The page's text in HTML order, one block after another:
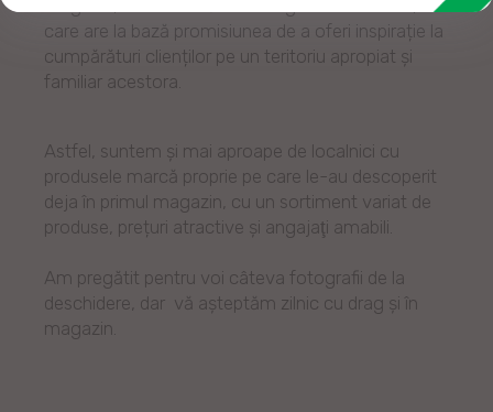
care are la bază promisiunea de a oferi inspirație la
cumpărături clienților pe un teritoriu apropiat și
familiar acestora.
Astfel, suntem şi mai aproape de localnici cu
produsele marcă proprie pe care le-au descoperit
deja în primul magazin, cu un sortiment variat de
produse, prețuri atractive şi angajaţi amabili.
Am pregătit pentru voi câteva fotografii de la
deschidere, dar vă aşteptăm zilnic cu drag și în
magazin.